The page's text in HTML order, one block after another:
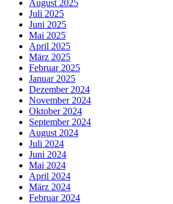
August 2025
Juli 2025
Juni 2025
Mai 2025
April 2025
März 2025
Februar 2025
Januar 2025
Dezember 2024
November 2024
Oktober 2024
September 2024
August 2024
Juli 2024
Juni 2024
Mai 2024
April 2024
März 2024
Februar 2024